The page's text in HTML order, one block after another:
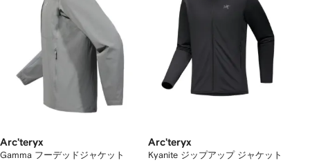
Arc'teryx
Gamma フーデッドジャケット
Arc'teryx
Kyanite ジップアップ ジャケット